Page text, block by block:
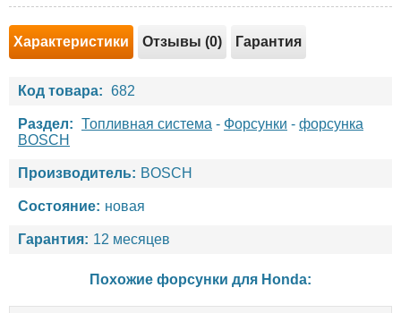
Характеристики Отзывы (0) Гарантия
Код товара: 682
Раздел: Топливная система - Форсунки - форсунка
BOSCH
Производитель: BOSCH
Состояние: новая
Гарантия: 12 месяцев
Похожие форсунки для Honda: